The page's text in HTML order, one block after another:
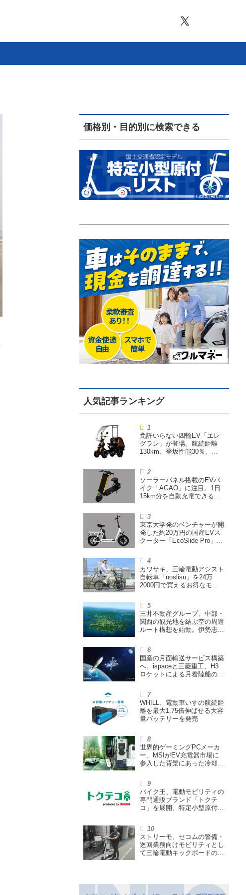
価格別・目的別に検索できる
免許いらない四輪EV「エレ
グラン」が登場。航続距離
130km、登坂性能30％、
ソーラーパネル搭載のEVバ
イク「AGAO」に注目。1日
15km分を自動充電できる
東京大学発のベンチャーが開
発した約20万円の国産EVス
クーター「EcoSlide Pro」が
ハイパワー特定小型原付
カワサキ、三輪電動アシスト
自転車「noslisu」を24万
2000円で買えるお得なモニ
三井不動産グループ、中部・
関西の観光地を結ぶ空の周遊
ルート構想を始動。伊勢志摩
航を検証
国産の月面輸送サービス構築
へ。ispaceと三菱重工、H3
ロケットによる月着陸船の打
結
WHILL、電動車いすの航続距
離を最大1.75倍伸ばせる大容
量バッテリーを発売
世界的ゲーミングPCメーカ
ー、MSIがEV充電器市場に
参入した背景にあった冷却技
回】
バイク王、電動モビリティの
専門通販ブランド「トクテ
コ」を展開。特定小型原付や
ストリーモ、セコムの警備・
巡回業務向けモビリティとし
て三輪電動キックボードの利